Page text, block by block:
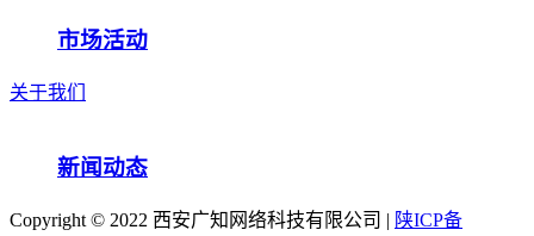
市场活动
关于我们
新闻动态
Copyright ©️ 2022 西安广知网络科技有限公司 | 陕ICP备